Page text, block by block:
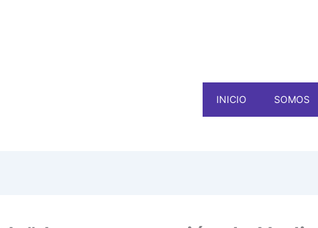
INICIO SOMOS